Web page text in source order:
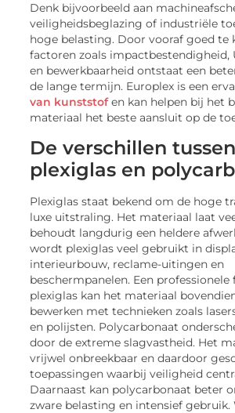
Denk bijvoorbeeld aan
veiligheidsbeglazing of industriële
hoge belasting. Door vooraf goed te
factoren zoals impactbestendigheid,
en bewerkbaarheid ontstaat een
de lange termijn. Europlex is een
van kunststofen kan helpen bij het
materiaal het beste aansluit op de
De verschillen tussen
plexiglas en
Plexiglas staat bekend om de hoge
luxe uitstraling. Het materiaal laat
behoudt langdurig een heldere
wordt plexiglas veel gebruikt in
interieurbouw, reclame-uitingen en
beschermpanelen. Een
plexiglas kan het materiaal
bewerken met technieken zoals
en polijsten. Polycarbonaat
door de extreme slagvastheid. Het
vrijwel onbreekbaar en daardoor
toepassingen waarbij veiligheid
Daarnaast kan polycarbonaat beter
zware belasting en intensief gebruik.